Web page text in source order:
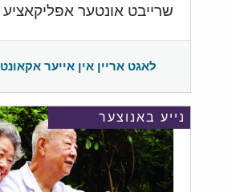
שרייבט אונטער אפליקאציע
לאגט אריין אין אייער אקאונט
נייע באנוצער